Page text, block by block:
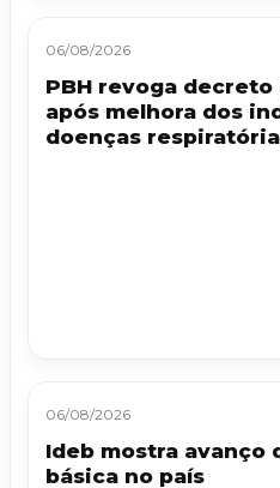
06/08/2026
PBH revoga
após melhora dos
doenças
06/08/2026
Ideb mostra avanço
básica no país